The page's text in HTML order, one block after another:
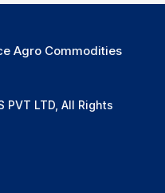
लगभग 8,000 से 10,000
कोटा मंडी में भाव
क्विंटल तक पहुँचे।
₹100 की मजबूती देखी गई।
Agro Commodities
PVT LTD, All Rights